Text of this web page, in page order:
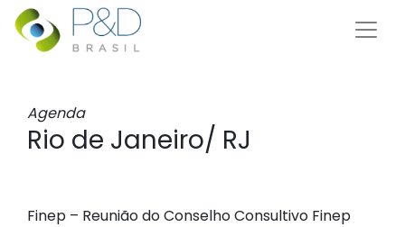
Agenda
Rio de Janeiro/ RJ
Finep – Reunião do Conselho Consultivo Finep